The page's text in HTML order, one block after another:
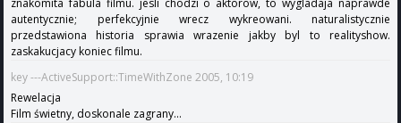
znakomita fabula filmu. jesli chodzi o aktorow, to wygladaja naprawde
autentycznie; perfekcyjnie wrecz wykreowani. naturalistycznie
przedstawiona historia sprawia wrazenie jakby byl to realityshow.
zaskakucjacy koniec filmu.
key ---ActiveSupport::TimeWithZone 2005, 10:19
Rewelacja
Film świetny, doskonale zagrany...